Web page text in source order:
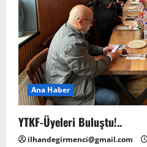
Ana Haber
YTKF-Üyeleri Buluştu!..
ilhandegirmenci@gmail.com